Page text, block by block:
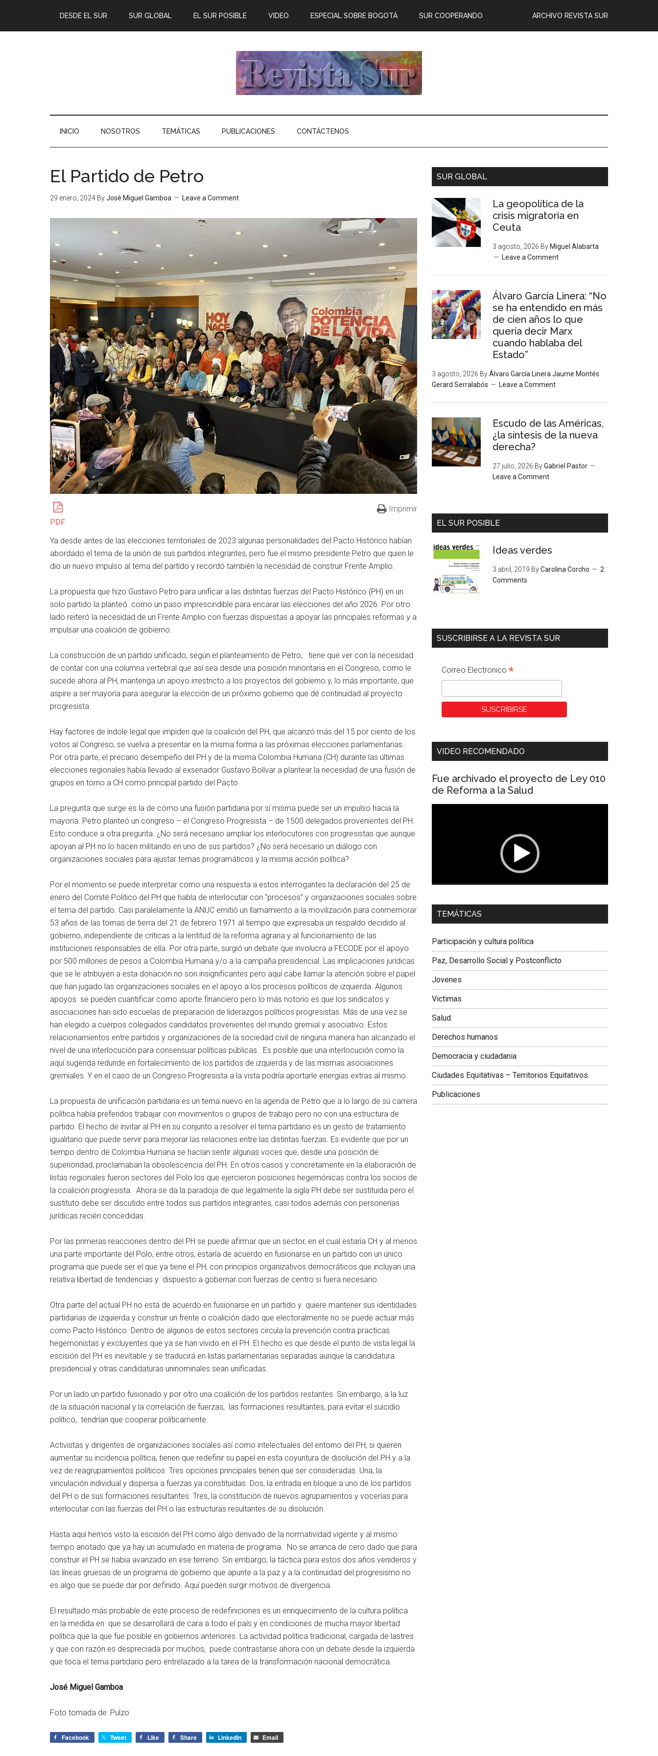
DESDE EL SUR SUR GLOBAL EL SUR POSIBLE ARCHIVO REVISTA SUR
VIDEO ESPECIAL SOBRE BOGOTÁ SUR COOPERANDO
INICIO NOSOTROS TEMÁTICAS PUBLICACIONES CONTÁCTENOS
El Partido de Petro
29 enero, 2024 ByJosé Miguel Gamboa Leave a Comment
PDF
Imprimir
Ya desde antes de las elecciones territoriales de 2023 algunas personalidades del Pacto Histórico habían
abordado el tema de la unión de sus partidos integrantes, pero fue el mismo presidente Petro que quien le
dio un nuevo impulso al tema del partido y recordó también la necesidad de construir Frente Amplio.
La propuesta que hizo Gustavo Petro para unificar a las distintas fuerzas del Pacto Histórico (PH) en un
solo partido la planteó como un paso imprescindible para encarar las elecciones del año 2026. Por otro
lado reiteró la necesidad de un Frente Amplio con fuerzas dispuestas a apoyar las principales reformas y a
impulsar una coalición de gobierno.
La construcción de un partido unificado, según el planteamiento de Petro, tiene que ver con la necesidad
de contar con una columna vertebral que así sea desde una posición minoritaria en el Congreso, como le
sucede ahora al PH, mantenga un apoyo irrestricto a los proyectos del gobierno y, lo más importante, que
aspire a ser mayoría para asegurar la elección de un próximo gobierno que dé continuidad al proyecto
progresista.
Hay factores de índole legal que impiden que la coalición del PH, que alcanzó más del 15 por ciento de los
votos al Congreso, se vuelva a presentar en la misma forma a las próximas elecciones parlamentarias.
Por otra parte, el precario desempeño del PH y de la misma Colombia Humana (CH) durante las últimas
elecciones regionales había llevado al exsenador Gustavo Bolívar a plantear la necesidad de una fusión de
grupos en torno a CH como principal partido del Pacto.
La pregunta que surge es la de cómo una fusión partidaria por sí misma puede ser un impulso hacia la
mayoría. Petro planteó un congreso – el Congreso Progresista – de 1500 delegados provenientes del PH.
Esto conduce a otra pregunta. ¿No será necesario ampliar los interlocutores con progresistas que aunque
apoyan al PH no lo hacen militando en uno de sus partidos? ¿No será necesario un diálogo con
organizaciones sociales para ajustar temas programáticos y la misma acción política?
Por el momento se puede interpretar como una respuesta a estos interrogantes la declaración del 25 de
enero del Comité Político del PH que habla de interlocutar con “procesos” y organizaciones sociales sobre
el tema del partido. Casi paralelamente la ANUC emitió un llamamiento a la movilización para conmemorar
53 años de las tomas de tierra del 21 de febrero 1971 al tiempo que expresaba un respaldo decidido al
gobierno, independiente de críticas a la lentitud de la reforma agraria y al funcionamiento de las
instituciones responsables de ella. Por otra parte, surgió un debate que involucra a FECODE por el apoyo
por 500 millones de pesos a Colombia Humana y/o a la campaña presidencial. Las implicaciones jurídicas
que se le atribuyen a esta donación no son insignificantes pero aquí cabe llamar la atención sobre el papel
que han jugado las organizaciones sociales en el apoyo a los procesos políticos de izquierda. Algunos
apoyos se pueden cuantificar como aporte financiero pero lo más notorio es que los sindicatos y
asociaciones han sido escuelas de preparación de liderazgos políticos progresistas. Más de una vez se
han elegido a cuerpos colegiados candidatos provenientes del mundo gremial y asociativo. Estos
relacionamientos entre partidos y organizaciones de la sociedad civil de ninguna manera han alcanzado el
nivel de una interlocución para consensuar políticas públicas. Es posible que una interlocución como la
aquí sugerida redunde en fortalecimiento de los partidos de izquierda y de las mismas asociaciones
gremiales. Y en el caso de un Congreso Progresista a la vista podría aportarle energías extras al mismo.
La propuesta de unificación partidaria es un tema nuevo en la agenda de Petro que a lo largo de su carrera
política había preferidos trabajar con movimientos o grupos de trabajo pero no con una estructura de
partido. El hecho de invitar al PH en su conjunto a resolver el tema partidario es un gesto de tratamiento
igualitario que puede servir para mejorar las relaciones entre las distintas fuerzas. Es evidente que por un
tiempo dentro de Colombia Humana se hacían sentir algunas voces que, desde una posición de
superioridad, proclamaban la obsolescencia del PH. En otros casos y concretamente en la elaboración de
listas regionales fueron sectores del Polo los que ejercieron posiciones hegemónicas contra los socios de
la coalición progresista. Ahora se da la paradoja de que legalmente la sigla PH debe ser sustituida pero el
sustituto debe ser discutido entre todos sus partidos integrantes, casi todos además con personerías
jurídicas recién concedidas.
Por las primeras reacciones dentro del PH se puede afirmar que un sector, en el cual estaría CH y al menos
una parte importante del Polo, entre otros, estaría de acuerdo en fusionarse en un partido con un único
programa que puede ser el que ya tiene el PH, con principios organizativos democráticos que incluyan una
relativa libertad de tendencias y dispuesto a gobernar con fuerzas de centro si fuera necesario.
Otra parte del actual PH no está de acuerdo en fusionarse en un partido y quiere mantener sus identidades
partidarias de izquierda y construir un frente o coalición dado que electoralmente no se puede actuar más
como Pacto Histórico. Dentro de algunos de estos sectores circula la prevención contra practicas
hegemonistas y excluyentes que ya se han vivido en el PH. El hecho es que desde el punto de vista legal la
escisión del PH es inevitable y se traducirá en listas parlamentarias separadas aunque la candidatura
presidencial y otras candidaturas uninominales sean unificadas.
Por un lado un partido fusionado y por otro una coalición de los partidos restantes. Sin embargo, a la luz
de la situación nacional y la correlación de fuerzas, las formaciones resultantes, para evitar el suicidio
político, tendrían que cooperar políticamente.
Activistas y dirigentes de organizaciones sociales así como intelectuales del entorno del PH, si quieren
aumentar su incidencia política, tienen que redefinir su papel en esta coyuntura de disolución del PH y a la
vez de reagrupamientos políticos. Tres opciones principales tienen que ser consideradas. Una, la
vinculación individual y dispersa a fuerzas ya constituidas. Dos, la entrada en bloque a uno de los partidos
del PH o de sus formaciones resultantes. Tres, la constitución de nuevos agrupamientos y vocerías para
interlocutar con las fuerzas del PH o las estructuras resultantes de su disolución.
Hasta aquí hemos visto la escisión del PH como algo derivado de la normatividad vigente y al mismo
tiempo anotado que ya hay un acumulado en materia de programa. No se arranca de cero dado que para
construir el PH se había avanzado en ese terreno. Sin embargo, la táctica para estos dos años venideros y
las líneas gruesas de un programa de gobierno que apunte a la paz y a la continuidad del progresismo no
es algo que se puede dar por definido. Aquí pueden surgir motivos de divergencia.
El resultado más probable de este proceso de redefiniciones es un enriquecimiento de la cultura política
en la medida en que se desarrollará de cara a todo el país y en condiciones de mucha mayor libertad
política que la que fue posible en gobiernos anteriores. La actividad política tradicional, cargada de lastres
y que con razón es despreciada por muchos, puede contrastarse ahora con un debate desde la izquierda
que toca el tema partidario pero entrelazado a la tarea de la transformación nacional democrática.
José Miguel Gamboa
Foto tomada de: Pulzo
Facebook Tweet Like Share LinkedIn Email
SUR GLOBAL
La geopolítica de la
crisis migratoria en
Ceuta
3 agosto, 2026 By Miguel Alabarta
Leave a Comment
Álvaro García Linera: “No
se ha entendido en más
de cien años lo que
quería decir Marx
cuando hablaba del
Estado”
3 agosto, 2026 ByÁlvaro García Linera Jaume Montés
Gerard Serralabós
Leave a Comment
Escudo de las Américas,
¿la síntesis de la nueva
derecha?
27 julio, 2026 ByGabriel Pastor
Leave a Comment
EL SUR POSIBLE
Ideas verdes
3 abril, 2019 ByCarolina Corcho
2
Comments
SUSCRIBIRSE A LA REVISTA SUR
Correo Electronico *
VIDEO RECOMENDADO
Fue archivado el proyecto de Ley 010
de Reforma a la Salud
Dra. Carolina Corcho Mejía,
Latinoamericana Sur, Vicepresidenta Federación
TEMÁTICAS
Participación y cultura política
Paz, Desarrollo Social y Postconflicto
Jovenes
Victimas
Salud
Derechos humanos
Democracia y ciudadania
Ciudades Equitativas – Territorios Equitativos
Publicaciones